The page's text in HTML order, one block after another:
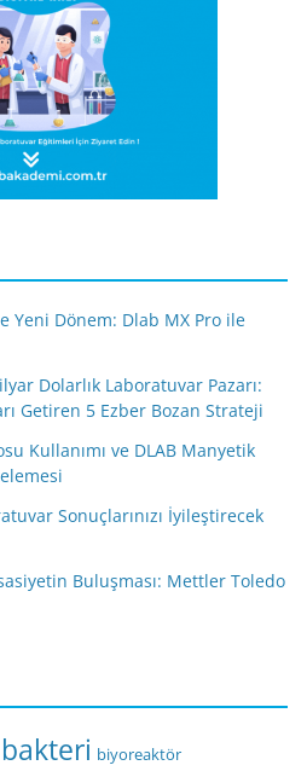
Yeni Dönem: Dlab MX Pro ile
Dolarlık Laboratuvar Pazarı:
Getiren 5 Ezber Bozan Strateji
Kullanımı ve DLAB Manyetik
Sonuçlarınızı İyileştirecek
Buluşması: Mettler Toledo
bakteri biyoreaktör